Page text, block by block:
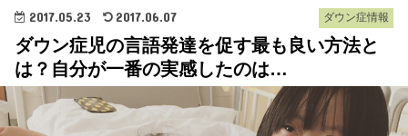
ダウン症情報
2017.05.23 2017.06.07
ダウン症児の言語発達を促す最も良い方法と
は？自分が一番の実感したのは…